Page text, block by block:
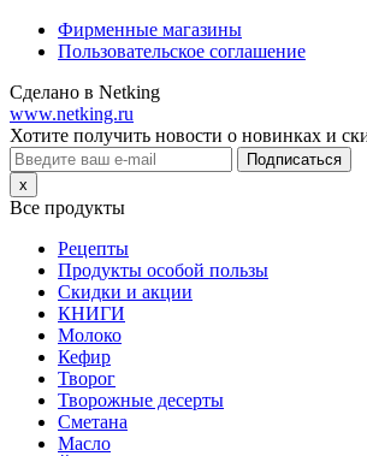
Фирменные магазины
Пользовательское соглашение
Сделано в Netking
www.netking.ru
Хотите получить новости о новинках и
Подписаться
x
Все продукты
Рецепты
Продукты особой пользы
Скидки и акции
КНИГИ
Молоко
Кефир
Творог
Творожные десерты
Сметана
Масло